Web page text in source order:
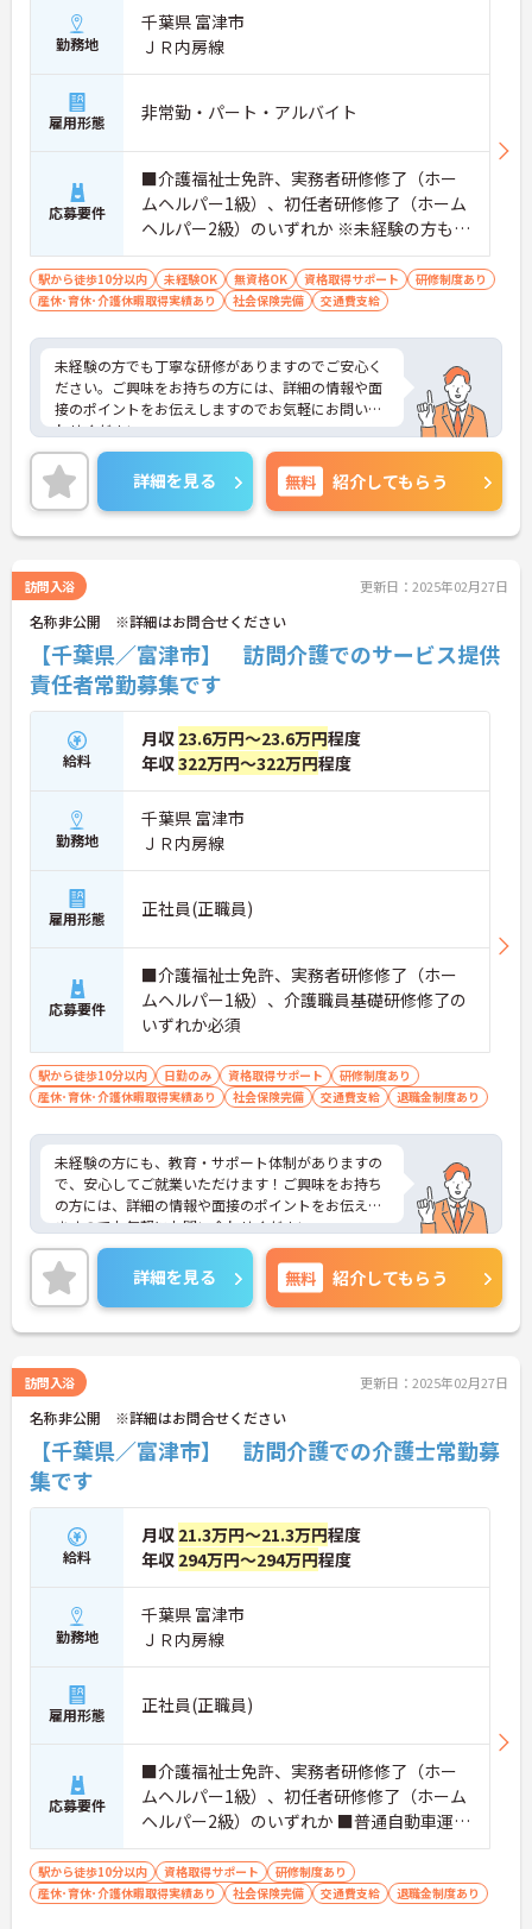
勤務地
千葉県 富津市
ＪＲ内房線
雇用形態 非常勤・パート・アルバイト
応募要件
■介護福祉士免許、実務者研修修了（ホー
ムヘルパー1級）、初任者研修修了（ホーム
ヘルパー2級）のいずれか ※未経験の方も相
談可 ■普通自動車運転免許（MT）必須
駅から徒歩10分以内 未経験OK 無資格OK 資格取得サポート
研修制度あり
産休･育休･介護休暇取得実績あり
社会保険完備 交通費支給
未経験の方でも丁寧な研修がありますのでご安心く
ださい。ご興味をお持ちの方には、詳細の情報や面
接のポイントをお伝えしますのでお気軽にお問い合
わせください。
詳細を見る 無料 紹介してもらう
訪問入浴 更新日：2025年02月27日
名称非公開 ※詳細はお問合せください
【千葉県／富津市】 訪問介護でのサービス提供
責任者常勤募集です
給料
月収 23.6万円～23.6万円程度
年収322万円～322万円程度
勤務地
千葉県 富津市
ＪＲ内房線
雇用形態 正社員(正職員)
応募要件
■介護福祉士免許、実務者研修修了（ホー
ムヘルパー1級）、介護職員基礎研修修了の
いずれか必須
駅から徒歩10分以内 日勤のみ 資格取得サポート
研修制度あり
産休･育休･介護休暇取得実績あり
社会保険完備 交通費支給 退職金制度あり
未経験の方にも、教育・サポート体制がありますの
で、安心してご就業いただけます！ご興味をお持ち
の方には、詳細の情報や面接のポイントをお伝えし
ますのでお気軽にお問い合わせください。
詳細を見る 無料 紹介してもらう
訪問入浴 更新日：2025年02月27日
名称非公開 ※詳細はお問合せください
【千葉県／富津市】 訪問介護での介護士常勤募
集です
給料
月収 21.3万円～21.3万円程度
年収 294万円～294万円程度
勤務地
千葉県 富津市
ＪＲ内房線
雇用形態 正社員(正職員)
応募要件
■介護福祉士免許、実務者研修修了（ホー
ムヘルパー1級）、初任者研修修了（ホーム
ヘルパー2級）のいずれか ■普通自動車運転
免許（AT限定可）
駅から徒歩10分以内 資格取得サポート
研修制度あり
産休･育休･介護休暇取得実績あり
社会保険完備 交通費支給 退職金制度あり